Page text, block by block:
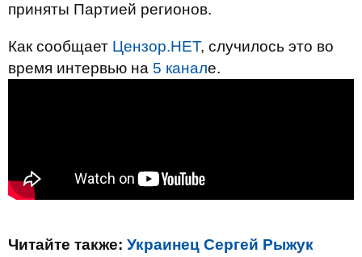
приняты Партией регионов.
Как сообщает Цензор.НЕТ, случилось это во
время интервью на 5 канале.
Читайте также: Украинец Сергей Рыжук